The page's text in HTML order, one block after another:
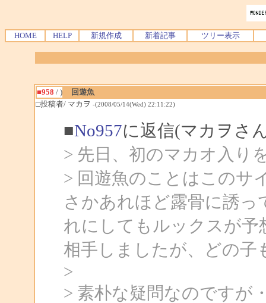
HOME HELP 新規作成 新着記事 ツリー表示
■958 / )
回遊魚
□投稿者/ マカヲ -(2008/05/14(Wed) 22:11:22)
■No957に返信(マカヲさ
> 先日、初のマカオ入り
> 回遊魚のことはこのサ
さかあれほど露骨に誘
れにしてもルックスが予
相手しましたが、どの子
>
> 素朴な疑問なのですが